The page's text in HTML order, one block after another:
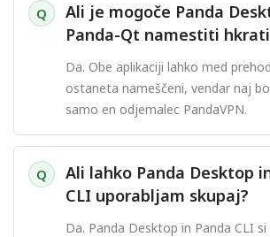
Q
Ali je mogoče Panda
Panda-Qt namestiti
Da. Obe aplikaciji lahko med
ostaneta nameščeni, vendar naj
samo en odjemalec PandaVPN.
Q
Ali lahko Panda Desktop
CLI uporabljam skupaj?
Da. Panda Desktop in Panda CLI